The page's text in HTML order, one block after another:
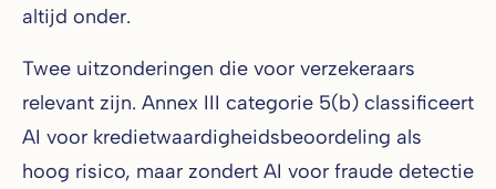
altijd onder.
Twee uitzonderingen die voor verzekeraars
relevant zijn. Annex III categorie 5(b) classificeert
AI voor kredietwaardigheidsbeoordeling als
hoog risico, maar zondert AI voor fraude detectie